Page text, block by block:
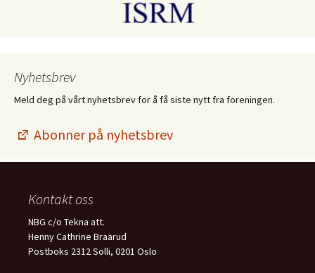
Nyhetsbrev
Meld deg på vårt nyhetsbrev for å få siste nytt fra foreningen.
Abonner på nyhetsbrev
Kontakt oss
NBG c/o Tekna att.
Henny Cathrine Braarud
Postboks 2312 Solli, 0201 Oslo